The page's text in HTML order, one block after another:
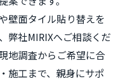
壁面タイル貼り替えを
弊社MIRIXへご相談くだ
地調査からご希望に合
施工まで、親身にサポ